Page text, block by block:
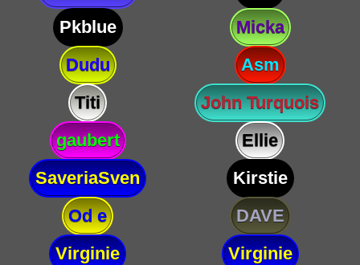
Pkblue
Micka
Dudu
Asm
Titi
John Turquois
gaubert
Ellie
SaveriaSven
Kirstie
Od e
DAVE
Virginie
Virginie